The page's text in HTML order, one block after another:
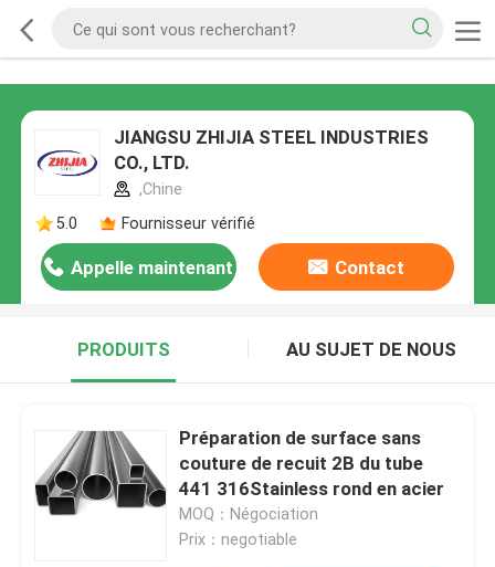
JIANGSU ZHIJIA STEEL INDUSTRIES
CO., LTD.
,Chine
5.0
Fournisseur vérifié
Appelle maintenant Contact
PRODUITS AU SUJET DE NOUS
Préparation de surface sans
couture de recuit 2B du tube
441 316Stainless rond en acier
MOQ：Négociation
Prix：negotiable